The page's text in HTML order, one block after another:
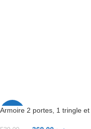
-32%
Armoire 2 portes, 1 tringle